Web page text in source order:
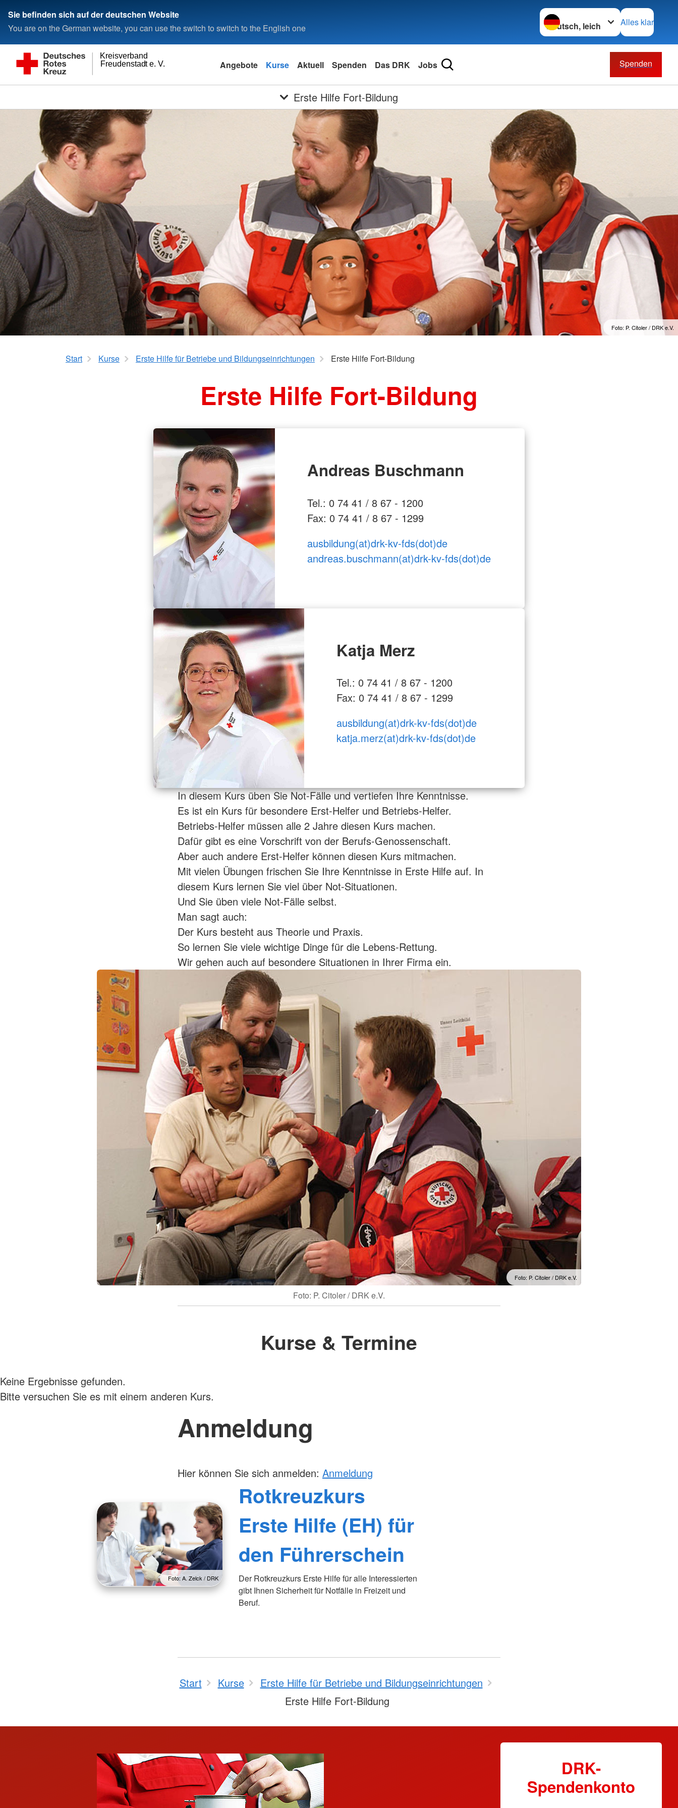
Sie befinden sich auf der deutschen Website
You are on the German website, you can use the switch to switch to the English one
Sprache wechseln zu
Alles klar
Freudenstadt e. V.
Kreisverband
Angebote Kurse Aktuell Spenden Das DRK Jobs Spenden
Erste Hilfe Fort-Bildung
Foto: P. Citoler / DRK e.V.
Start Kurse Erste Hilfe für Betriebe und Bildungseinrichtungen Erste Hilfe Fort-Bildung
Erste Hilfe Fort-Bildung
Andreas Buschmann
Tel.: 0 74 41 / 8 67 - 1200
Fax: 0 74 41 / 8 67 - 1299
ausbildung(at)drk-kv-fds(dot)de
andreas.buschmann(at)drk-kv-fds(dot)de
Katja Merz
Tel.: 0 74 41 / 8 67 - 1200
Fax: 0 74 41 / 8 67 - 1299
ausbildung(at)drk-kv-fds(dot)de
katja.merz(at)drk-kv-fds(dot)de
Foto: P. Citoler / DRK e.V.
Foto: P. Citoler / DRK e.V.
In diesem Kurs üben Sie Not-Fälle und vertiefen Ihre Kenntnisse.
Es ist ein Kurs für besondere Erst-Helfer und Betriebs-Helfer.
Betriebs-Helfer müssen alle 2 Jahre diesen Kurs machen.
Dafür gibt es eine Vorschrift von der Berufs-Genossenschaft.
Aber auch andere Erst-Helfer können diesen Kurs mitmachen.
Mit vielen Übungen frischen Sie Ihre Kenntnisse in Erste Hilfe auf. In
diesem Kurs lernen Sie viel über Not-Situationen.
Und Sie üben viele Not-Fälle selbst.
Man sagt auch:
Der Kurs besteht aus Theorie und Praxis.
So lernen Sie viele wichtige Dinge für die Lebens-Rettung.
Wir gehen auch auf besondere Situationen in Ihrer Firma ein.
Kurse & Termine
Keine Ergebnisse gefunden.
Bitte versuchen Sie es mit einem anderen Kurs.
Anmeldung
Hier können Sie sich anmelden: Anmeldung
Foto: A. Zelck / DRK
Rotkreuzkurs
Erste Hilfe (EH) für
den Führerschein
Der Rotkreuzkurs Erste Hilfe für alle Interessierten
gibt Ihnen Sicherheit für Notfälle in Freizeit und
Beruf.
Start Kurse
Erste Hilfe für Betriebe und Bildungseinrichtungen
Erste Hilfe Fort-Bildung
DRK-
Spendenkonto